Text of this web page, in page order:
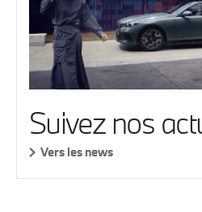
Suivez nos
Vers les news